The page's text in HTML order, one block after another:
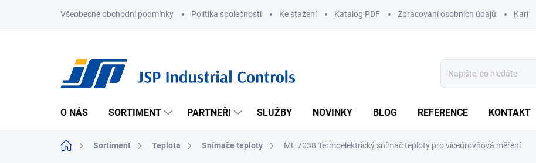
Všeobecné obchodní podmínky Politika společnosti Ke stažení Katalog PDF Zpracování osobních údajů Kariéra
O NÁS SORTIMENT PARTNEŘI SLUŽBY NOVINKY BLOG REFERENCE KONTAKT
Domů Sortiment Teplota Snímače teploty ML 7038 Termoelektrický snímač teploty pro víceúrovňová měření